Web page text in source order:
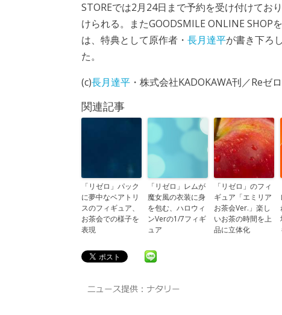
STOREでは2月24日まで予約を受け付けてお
けられる。またGOODSMILE ONLINE SHOP
は、特典として原作者・ 長月達平が書き下ろ
た。
(c)長月達平・株式会社KADOKAWA刊／Reゼ
関連記事
「リゼロ」パック
に夢中なベアトリ
スのフィギュア、
お茶会での様子を
表現
「リゼロ」レムが
魔女風の衣装に身
を包む、ハロウィ
ンVerの1/7フィギ
ュア
「リゼロ」のフィ
ギュア「エミリア
お茶会Ver.」楽し
いお茶の時間を上
品に立体化